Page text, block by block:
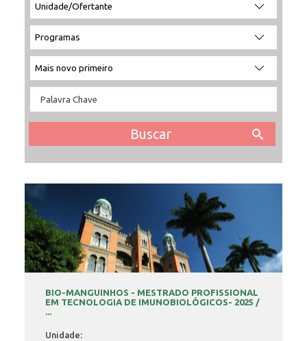
INSCRIÇÃO E SELEÇÃO
CONTATO
BIO-MANGUINHOS - MESTRADO PROFISSIONAL
EM TECNOLOGIA DE IMUNOBIOLÓGICOS- 2025 /
...
Unidade: